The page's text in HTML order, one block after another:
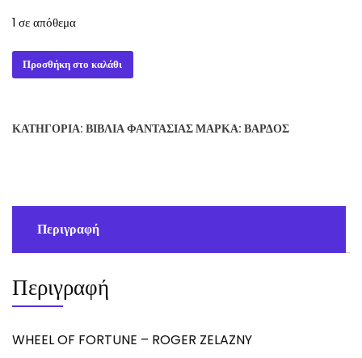
1 σε απόθεμα
WHEEL
OF
ROGER
Προσθήκη στο καλάθι
ΚΑΤΗΓΟΡΊΑ: ΒΙΒΛΊΑ ΦΑΝΤΑΣΊΑΣΜΆΡΚΑ: ΒΆΡΔΟΣ
Περιγραφή
Περιγραφή
WHEEL OF FORTUNE – ROGER ZELAZNY